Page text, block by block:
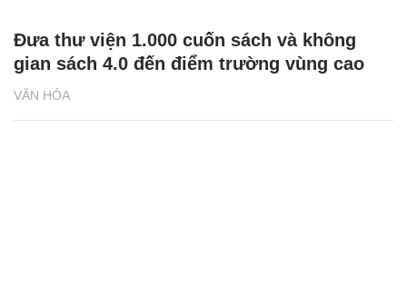
VĂN HÓA
Đưa thư viện 1.000 cuốn sách và không
gian sách 4.0 đến điểm trường vùng cao